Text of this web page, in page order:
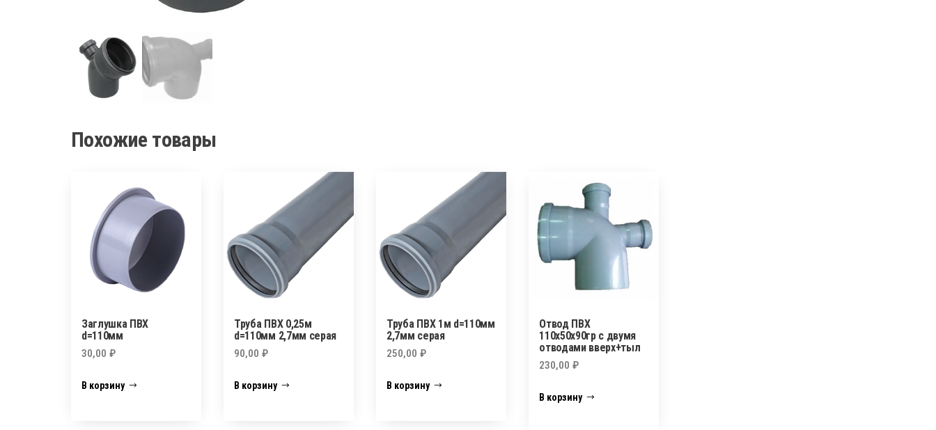
Похожие товары
Заглушка ПВХ
d=110мм
30,00 ₽
В корзину
Труба ПВХ 0,25м
d=110мм 2,7мм серая
90,00₽
В корзину
Труба ПВХ 1м d=110мм
2,7мм серая
250,00₽
В корзину
Отвод ПВХ
110х50х90гр с двумя
отводами вверх+тыл
230,00₽
В корзину